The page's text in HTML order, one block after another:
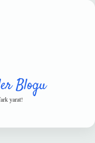
Blogu
yarat!